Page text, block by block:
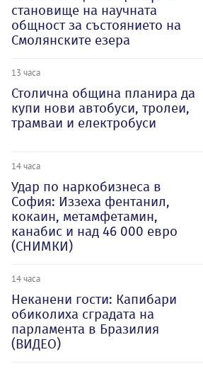
становище на научната
общност за състоянието на
Смолянските езера
13 часа
Столична община планира да
купи нови автобуси, тролеи,
трамваи и електробуси
14 часа
Удар по наркобизнеса в
София: Иззеха фентанил,
кокаин, метамфетамин,
канабис и над 46 000 евро
(СНИМКИ)
14 часа
Неканени гости: Капибари
обиколиха сградата на
парламента в Бразилия
(ВИДЕО)